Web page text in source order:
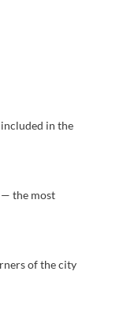
in the
— the most
of the city